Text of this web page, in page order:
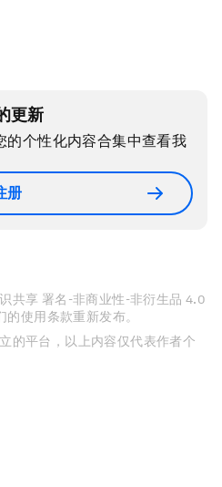
更新
的个性化内容合集中查看我
册
共享 署名-非商业性-非衍生品 4.0
的使用条款重新发布。
的平台，以上内容仅代表作者个